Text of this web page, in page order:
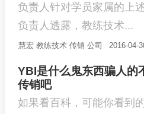
负责人针对学员家属的上
负责人透露，教练技术...
慧宏 教练技术 传销 公司 2016-04-
YBI是什么鬼东西骗人的
传销吧
如果看百科，可能你看到